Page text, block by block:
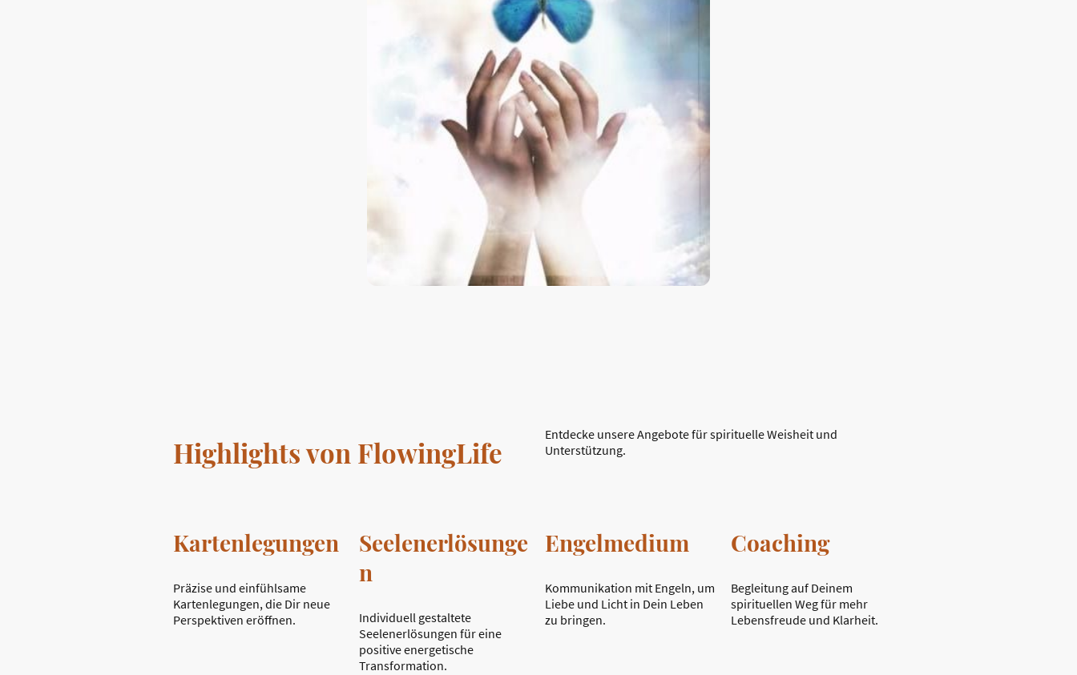
Highlights von FlowingLife
Entdecke unsere Angebote für spirituelle Weisheit und
Unterstützung.
Kartenlegungen
Präzise und einfühlsame
Kartenlegungen, die Dir neue
Perspektiven eröffnen.
Seelenerlösunge
n
Individuell gestaltete
Seelenerlösungen für eine
positive energetische
Transformation.
Engelmedium
Kommunikation mit Engeln, um
Liebe und Licht in Dein Leben
zu bringen.
Coaching
Begleitung auf Deinem
spirituellen Weg für mehr
Lebensfreude und Klarheit.